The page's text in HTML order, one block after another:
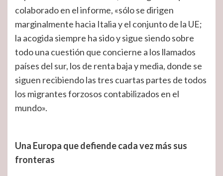
colaborado en el informe, «sólo se dirigen
marginalmente hacia Italia y el conjunto de la UE;
la acogida siempre ha sido y sigue siendo sobre
todo una cuestión que concierne a los llamados
países del sur, los de renta baja y media, donde se
siguen recibiendo las tres cuartas partes de todos
los migrantes forzosos contabilizados en el
mundo».
Una Europa que defiende cada vez más sus
fronteras